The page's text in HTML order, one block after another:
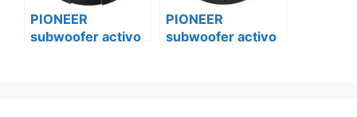
PIONEER
subwoofer activo
PIONEER
subwoofer activo